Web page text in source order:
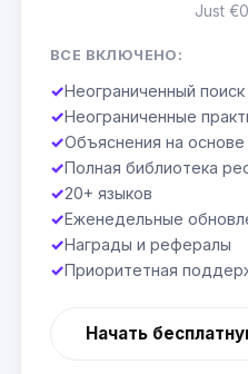
Just
ВСЕ ВКЛЮЧЕНО:
✓Неограниченный
✓Неограниченные
✓Объяснения на основе
✓Полная библиотека
✓20+ языков
✓Еженедельные
✓Награды и рефералы
✓Приоритетная
Начать